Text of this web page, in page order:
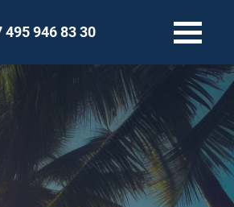
495 946 83 30